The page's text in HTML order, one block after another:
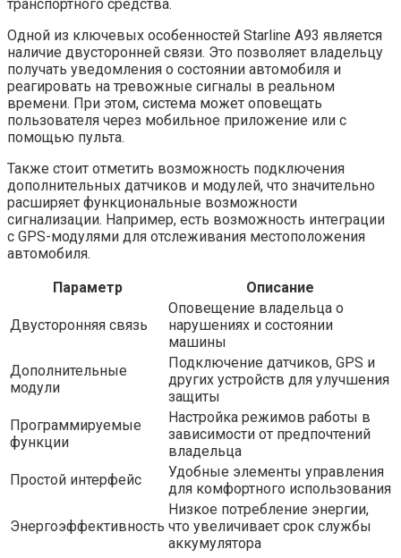
транспортного средства.
Одной из ключевых особенностей Starline A93 является
наличие двусторонней связи. Это позволяет владельцу
получать уведомления о состоянии автомобиля и
реагировать на тревожные сигналы в реальном
времени. При этом, система может оповещать
пользователя через мобильное приложение или с
помощью пульта.
Также стоит отметить возможность подключения
дополнительных датчиков и модулей, что значительно
расширяет функциональные возможности
сигнализации. Например, есть возможность интеграции
с GPS-модулями для отслеживания местоположения
автомобиля.
Параметр
Описание
Двусторонняя связь
Оповещение владельца о
нарушениях и состоянии
машины
Дополнительные
модули
Подключение датчиков, GPS и
других устройств для улучшения
защиты
Программируемые
функции
Настройка режимов работы в
зависимости от предпочтений
владельца
Простой интерфейс
Удобные элементы управления
для комфортного использования
Энергоэффективность
Низкое потребление энергии,
что увеличивает срок службы
аккумулятора